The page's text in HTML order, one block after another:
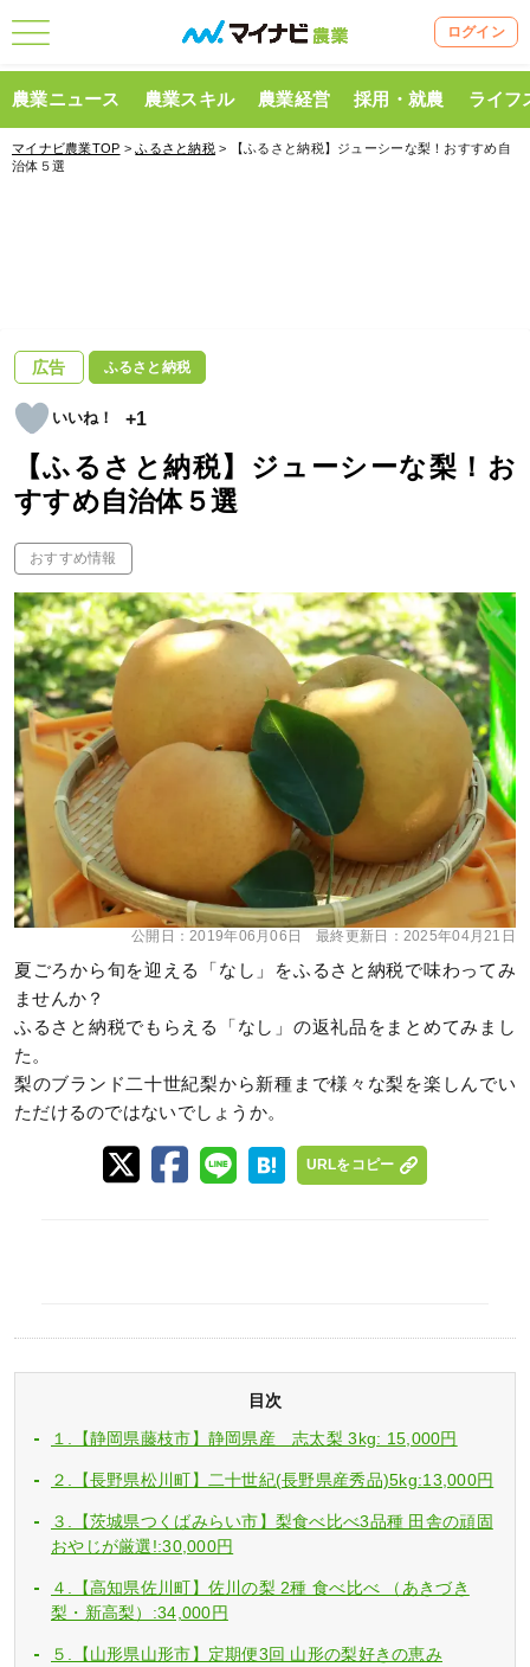
ログイン
農業ニュース 農業スキル 農業経営 採用・就農 ライフ
マイナビ農業TOP >ふるさと納税 > 【ふるさと納税】ジューシーな梨！おすすめ自
治体５選
広告 ふるさと納税
+1
【ふるさと納税】ジューシーな梨！お
すすめ自治体５選
おすすめ情報
公開日：2019年06月06日 最終更新日： 2025年04月21日
夏ごろから旬を迎える「なし」をふるさと納税で味わってみ
ませんか？
ふるさと納税でもらえる「なし」の返礼品をまとめてみまし
た。
梨のブランド二十世紀梨から新種まで様々な梨を楽しんでい
ただけるのではないでしょうか。
URLをコピー
目次
１.【静岡県藤枝市】静岡県産 志太梨 3kg: 15,000円
２.【長野県松川町】二十世紀(長野県産秀品)5kg:13,000円
３.【茨城県つくばみらい市】梨食べ比べ3品種 田舎の頑固
おやじが厳選!:30,000円
４.【高知県佐川町】佐川の梨 2種 食べ比べ （あきづき
梨・新高梨）:34,000円
５.【山形県山形市】定期便3回 山形の梨好きの恵み